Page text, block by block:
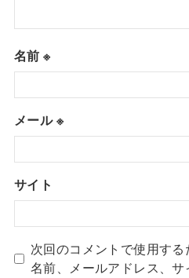
名前※
メール※
サイト
次回のコメントで使用す
名前、メールアドレス、サ